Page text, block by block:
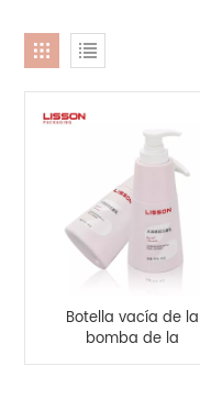
Botella vacía de la
bomba de la
despedregadora